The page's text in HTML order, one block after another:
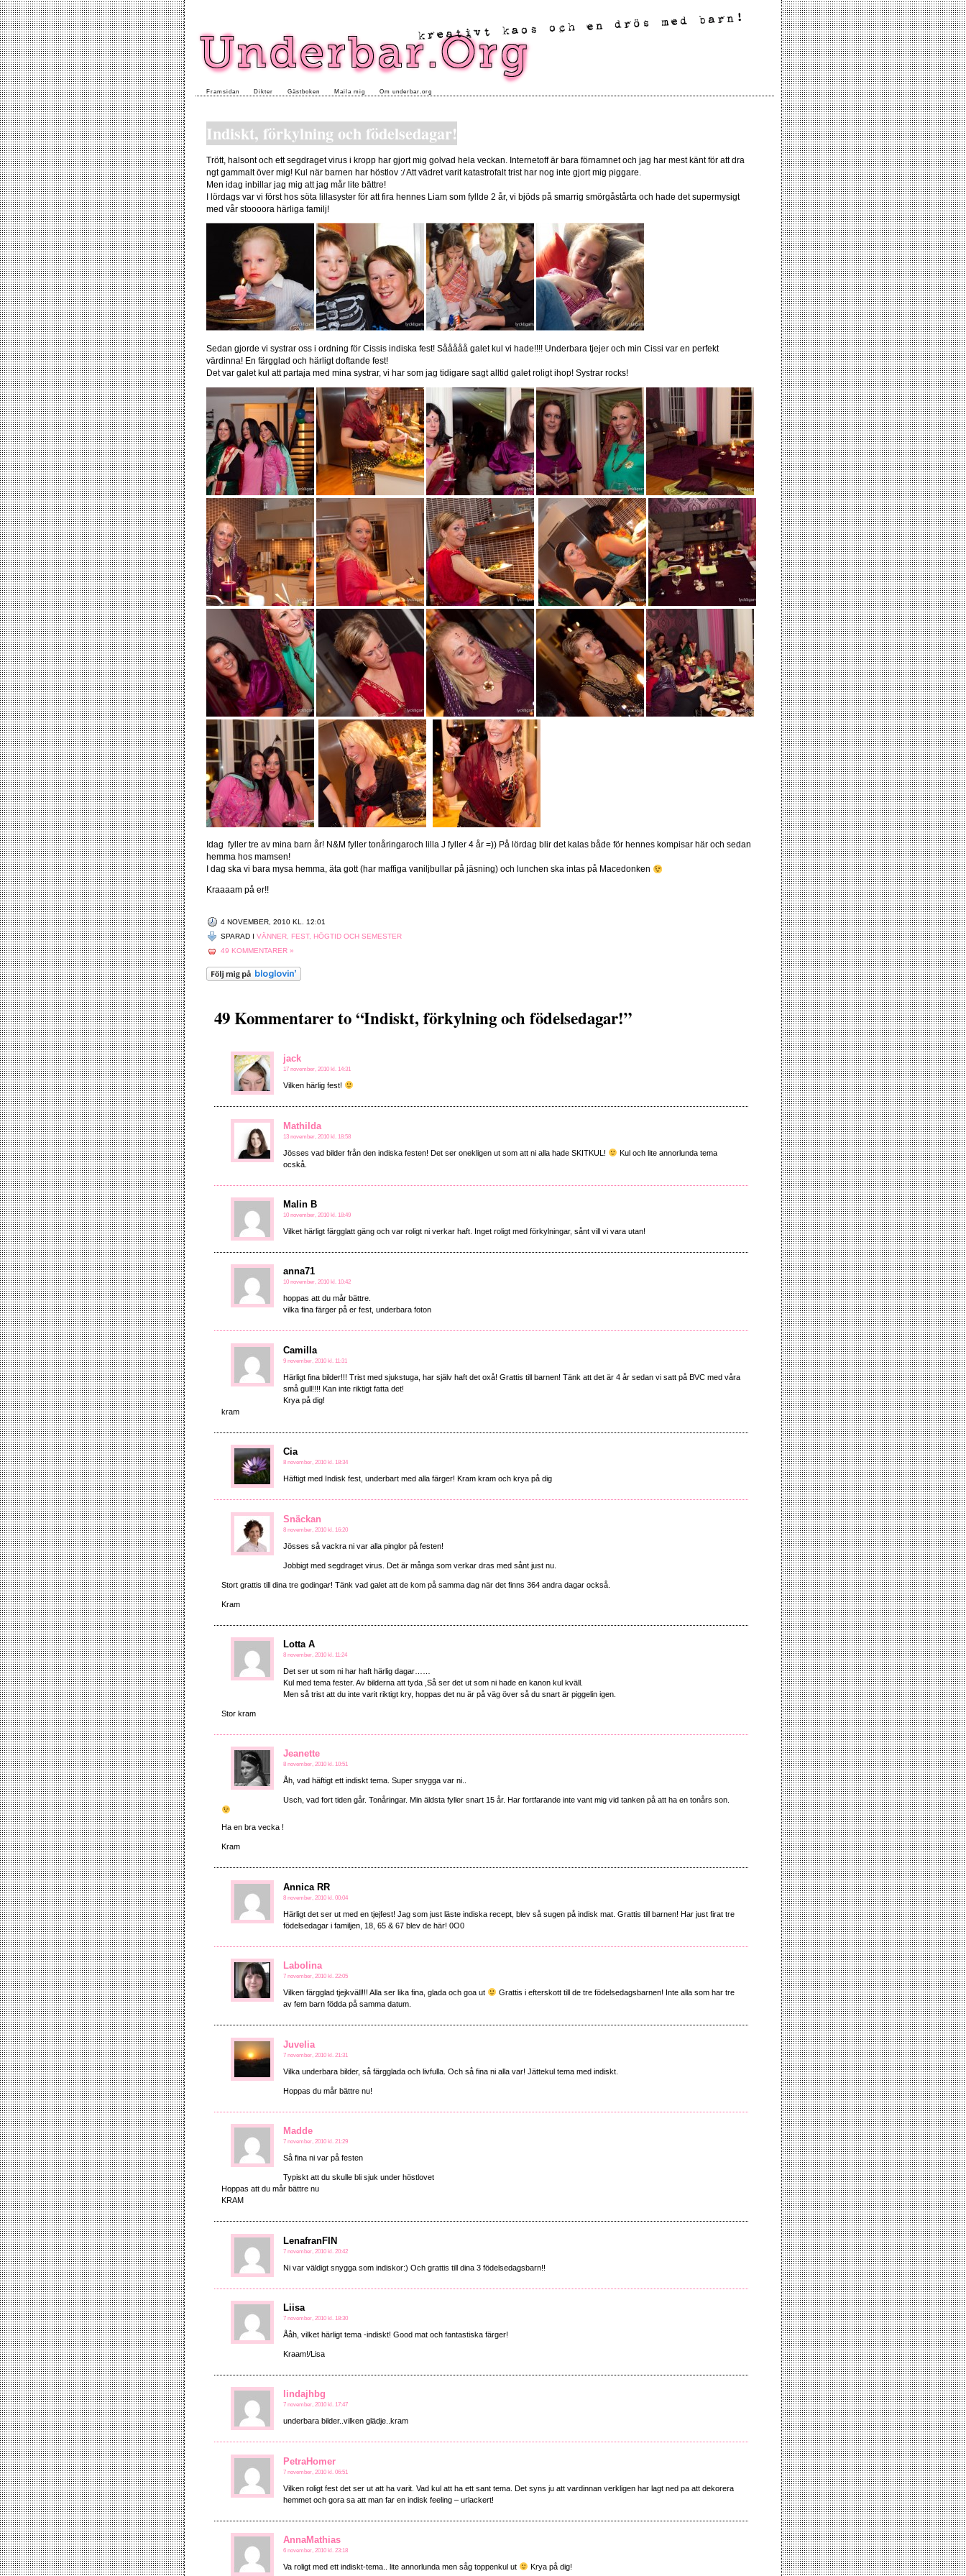
Framsidan Dikter Gästboken Maila mig Om underbar.org
Indiskt, förkylning och födelsedagar!
Trött, halsont och ett segdraget virus i kropp har gjort mig golvad hela veckan. Internetoff är bara förnamnet och jag har mest känt för att dra
ngt gammalt över mig! Kul när barnen har höstlov :/ Att vädret varit katastrofalt trist har nog inte gjort mig piggare.
Men idag inbillar jag mig att jag mår lite bättre!
I lördags var vi först hos söta lillasyster för att fira hennes Liam som fyllde 2 år, vi bjöds på smarrig smörgåstårta och hade det supermysigt
med vår stoooora härliga familj!
Sedan gjorde vi systrar oss i ordning för Cissis indiska fest! Sååååå galet kul vi hade!!!! Underbara tjejer och min Cissi var en perfekt
värdinna! En färgglad och härligt doftande fest!
Det var galet kul att partaja med mina systrar, vi har som jag tidigare sagt alltid galet roligt ihop! Systrar rocks!
Idag fyller tre av mina barn år! N&M fyller tonåringaroch lilla J fyller 4 år =)) På lördag blir det kalas både för hennes kompisar här och sedan
hemma hos mamsen!
I dag ska vi bara mysa hemma, äta gott (har maffiga vaniljbullar på jäsning) och lunchen ska intas på Macedonken
Kraaaam på er!!
4 NOVEMBER, 2010 KL. 12:01
SPARAD I VÄNNER, FEST, HÖGTID OCH SEMESTER
49 KOMMENTARER »
49 Kommentarer to “Indiskt, förkylning och födelsedagar!”
jack
17 november, 2010 kl. 14:31
Vilken härlig fest!
Mathilda
13 november, 2010 kl. 18:58
Jösses vad bilder från den indiska festen! Det ser onekligen ut som att ni alla hade SKITKUL!
Kul och lite annorlunda tema
ocskå.
Malin B
10 november, 2010 kl. 18:49
Vilket härligt färgglatt gäng och var roligt ni verkar haft. Inget roligt med förkylningar, sånt vill vi vara utan!
anna71
10 november, 2010 kl. 10:42
hoppas att du mår bättre.
vilka fina färger på er fest, underbara foton
Camilla
9 november, 2010 kl. 11:31
Härligt fina bilder!!! Trist med sjukstuga, har själv haft det oxå! Grattis till barnen! Tänk att det är 4 år sedan vi satt på BVC med våra
små gull!!!! Kan inte riktigt fatta det!
Krya på dig!
kram
Cia
8 november, 2010 kl. 18:34
Häftigt med Indisk fest, underbart med alla färger! Kram kram och krya på dig
Snäckan
8 november, 2010 kl. 16:20
Jösses så vackra ni var alla pinglor på festen!
Jobbigt med segdraget virus. Det är många som verkar dras med sånt just nu.
Stort grattis till dina tre godingar! Tänk vad galet att de kom på samma dag när det finns 364 andra dagar också.
Kram
Lotta A
8 november, 2010 kl. 11:24
Det ser ut som ni har haft härlig dagar……
Kul med tema fester. Av bilderna att tyda ,Så ser det ut som ni hade en kanon kul kväll.
Men så trist att du inte varit riktigt kry, hoppas det nu är på väg över så du snart är piggelin igen.
Stor kram
Jeanette
8 november, 2010 kl. 10:51
Åh, vad häftigt ett indiskt tema. Super snygga var ni..
Usch, vad fort tiden går. Tonåringar. Min äldsta fyller snart 15 år. Har fortfarande inte vant mig vid tanken på att ha en tonårs son.
Ha en bra vecka !
Kram
Annica RR
8 november, 2010 kl. 00:04
Härligt det ser ut med en tjejfest! Jag som just läste indiska recept, blev så sugen på indisk mat. Grattis till barnen! Har just firat tre
födelsedagar i familjen, 18, 65 & 67 blev de här! 0O0
Labolina
7 november, 2010 kl. 22:05
Vilken färgglad tjejkväll!!! Alla ser lika fina, glada och goa ut
Grattis i efterskott till de tre födelsedagsbarnen! Inte alla som har tre
av fem barn födda på samma datum.
Juvelia
7 november, 2010 kl. 21:31
Vilka underbara bilder, så färgglada och livfulla. Och så fina ni alla var! Jättekul tema med indiskt.
Hoppas du mår bättre nu!
Madde
7 november, 2010 kl. 21:29
Så fina ni var på festen
Typiskt att du skulle bli sjuk under höstlovet
Hoppas att du mår bättre nu
KRAM
LenafranFIN
7 november, 2010 kl. 20:42
Ni var väldigt snygga som indiskor:) Och grattis till dina 3 födelsedagsbarn!!
Liisa
7 november, 2010 kl. 18:30
Ååh, vilket härligt tema -indiskt! Good mat och fantastiska färger!
Kraam!/Lisa
lindajhbg
7 november, 2010 kl. 17:47
underbara bilder..vilken glädje..kram
PetraHomer
7 november, 2010 kl. 06:51
Vilken roligt fest det ser ut att ha varit. Vad kul att ha ett sant tema. Det syns ju att vardinnan verkligen har lagt ned pa att dekorera
hemmet och gora sa att man far en indisk feeling – urlackert!
AnnaMathias
6 november, 2010 kl. 23:18
Va roligt med ett indiskt-tema.. lite annorlunda men såg toppenkul ut Krya på dig!